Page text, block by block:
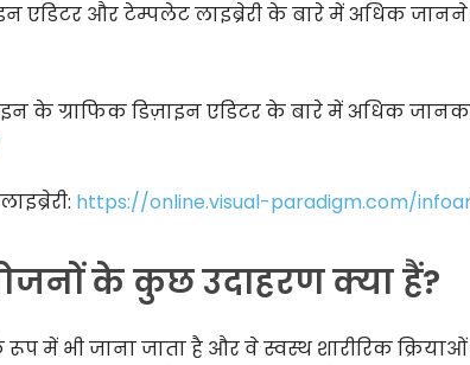
एडिटर और टेम्पलेट लाइब्रेरी के बारे में अधिक
के ग्राफिक डिज़ाइन एडिटर के बारे में अधिक
https://online.visual-paradigm.com/
के कुछ उदाहरण क्या हैं?
में भी जाना जाता है और वे स्वस्थ शारीरिक